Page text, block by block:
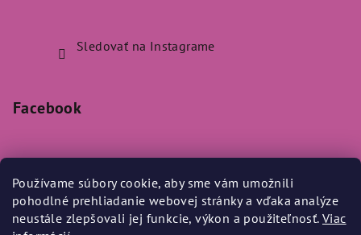
Používame súbory cookie, aby sme vám umožnili
pohodlné prehliadanie webovej stránky a vďaka analýze
neustále zlepšovali jej funkcie, výkon a použiteľnosť. Viac
Sledovať na Instagrame
Facebook
Prijímame online platby